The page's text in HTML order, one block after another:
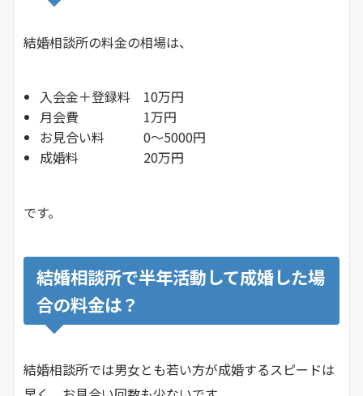
結婚相談所の料金の相場は、
入会金＋登録料 10万円
月会費 1万円
お見合い料 0〜5000円
成婚料 20万円
です。
結婚相談所で半年活動して成婚した場
合の料金は？
結婚相談所では男女とも若い方が成婚するスピードは